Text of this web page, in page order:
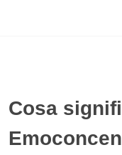
Cosa